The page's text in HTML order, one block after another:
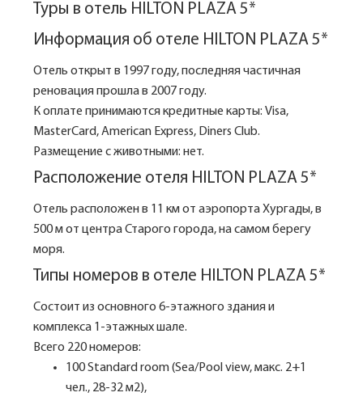
Туры в отель HILTON PLAZA 5*
Информация об отеле HILTON PLAZA 5*
Отель открыт в 1997 году, последняя частичная
реновация прошла в 2007 году.
К оплате принимаются кредитные карты: Visa,
MasterCard, American Express, Diners Club.
Размещение с животными: нет.
Расположение отеля HILTON PLAZA 5*
Отель расположен в 11 км от аэропорта Хургады, в
500 м от центра Старого города, на самом берегу
моря.
Типы номеров в отеле HILTON PLAZA 5*
Состоит из основного 6-этажного здания и
комплекса 1-этажных шале.
Всего 220 номеров:
100 Standard room (Sea/Pool view, макс. 2+1
чел., 28-32 м2),